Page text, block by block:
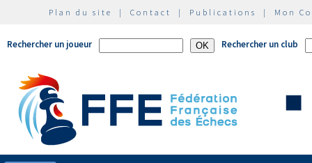
Plan du site | Contact | Publications | Mon
Rechercher un joueur Rechercher un club